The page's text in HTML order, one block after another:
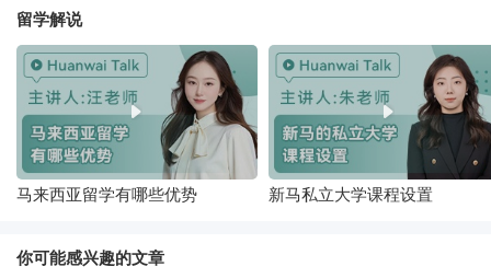
留学解说
马来西亚留学有哪些优势 新马私立大学课程设置
你可能感兴趣的文章